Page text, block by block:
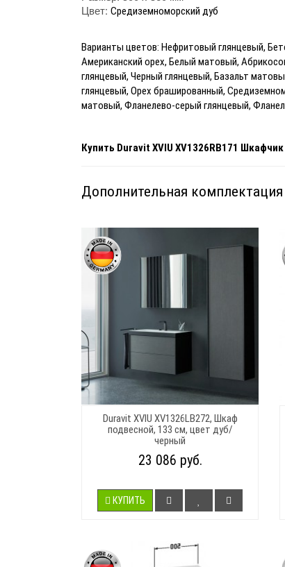
Цвет: Средиземноморский дуб
Варианты цветов: Нефритовый глянцевый,
Американский орех, Белый матовый,
глянцевый, Черный глянцевый, Базальт
глянцевый, Орех брашированный,
матовый, Фланелево-серый глянцевый,
Купить Duravit XVIU XV1326RB171 Шкафчик
Дополнительная комплектация
Duravit XVIU XV1326LB272, Шкаф
подвесной, 133 см, цвет дуб/
черный
23 086 руб.
КУПИТЬ